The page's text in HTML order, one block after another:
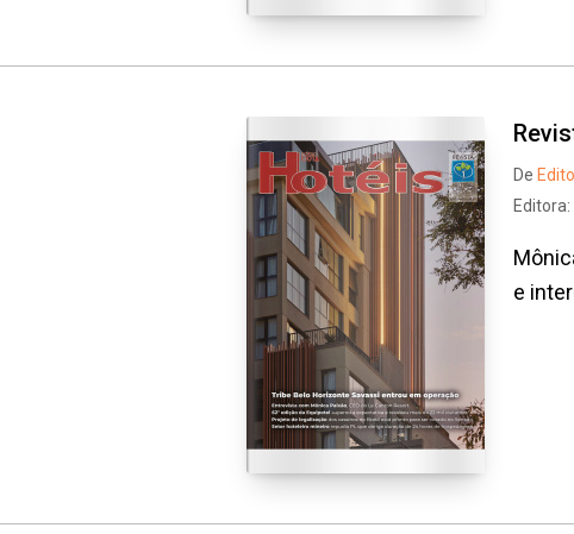
De
Editora:
e